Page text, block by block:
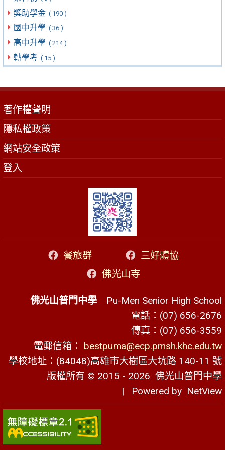
獎助學金 ( 190 )
國中升學 ( 36 )
高中升學 ( 214 )
轉學考 ( 15 )
著作權聲明
隱私權政策
網站安全政策
登入
餐旅群
三好體協
佛光山寺
佛光山普門中學 Pu-Men Senior High School
電話：(07) 656-2676
傳真：(07) 656-3559
電郵信箱： bestpuma@ecp.pmsh.khc.edu.tw
學校地址：(84048)高雄市大樹區大坑路 140-11 號
版權所有 © 2015 - 2026 佛光山普門中學
| Powered by NetView